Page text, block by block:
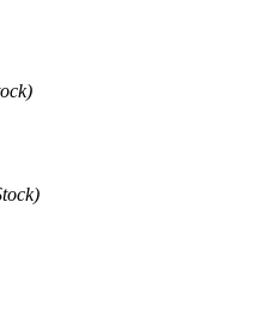
komisyon!